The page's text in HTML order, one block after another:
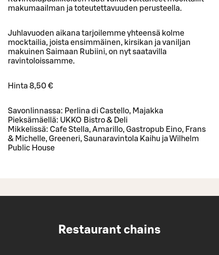
makumaailman ja toteutettavuuden perusteella.
Juhlavuoden aikana tarjoilemme yhteensä kolme
mocktailia, joista ensimmäinen, kirsikan ja vaniljan
makuinen Saimaan Rubiini, on nyt saatavilla
ravintoloissamme.
Hinta 8,50 €
Savonlinnassa: Perlina di Castello, Majakka
Pieksämäellä: UKKO Bistro & Deli
Mikkelissä: Cafe Stella, Amarillo, Gastropub Eino, Frans
& Michelle, Greeneri, Saunaravintola Kaihu ja Wilhelm
Public House
Restaurant chains